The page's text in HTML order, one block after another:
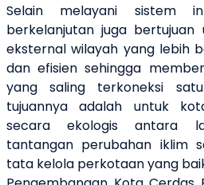
Selain melayani sistem
berkelanjutan juga
eksternal wilayah yang lebih
dan efisien sehingga
yang saling terkoneksi
tujuannya adalah untuk
secara ekologis antara
tantangan perubahan iklim
tata kelola perkotaan yang